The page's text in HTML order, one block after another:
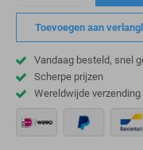
Toevoegen aan
Vandaag besteld, snel
Scherpe prijzen
Wereldwijde verzending